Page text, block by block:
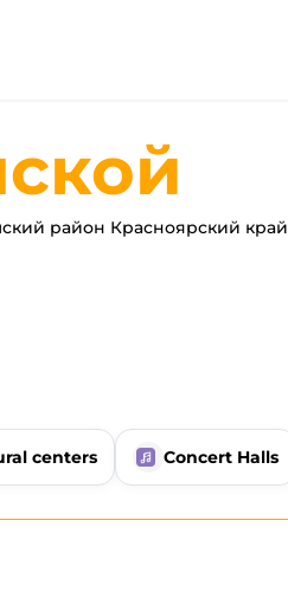
район Красноярский край
centers Concert Halls